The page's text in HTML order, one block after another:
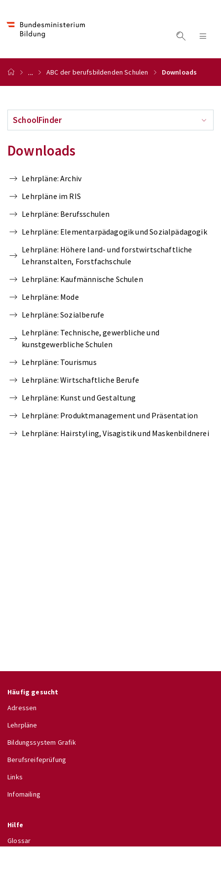
... ABC der berufsbildenden Schulen Downloads
SchoolFinder
Downloads
Lehrpläne: Archiv
Lehrpläne im RIS
Lehrpläne: Berufsschulen
Lehrpläne: Elementarpädagogik und Sozialpädagogik
Lehrpläne: Höhere land- und forstwirtschaftliche
Lehranstalten, Forstfachschule
Lehrpläne: Kaufmännische Schulen
Lehrpläne: Mode
Lehrpläne: Sozialberufe
Lehrpläne: Technische, gewerbliche und
kunstgewerbliche Schulen
Lehrpläne: Tourismus
Lehrpläne: Wirtschaftliche Berufe
Lehrpläne: Kunst und Gestaltung
Lehrpläne: Produktmanagement und Präsentation
Lehrpläne: Hairstyling, Visagistik und Maskenbildnerei
Häufig gesucht
Adressen
Lehrpläne
Bildungssystem Grafik
Berufsreifeprüfung
Links
Infomailing
Hilfe
Glossar